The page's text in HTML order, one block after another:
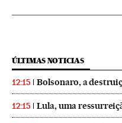
ÚLTIMAS NOTICIAS
12:15 Bolsonaro, a
12:15 Lula, uma